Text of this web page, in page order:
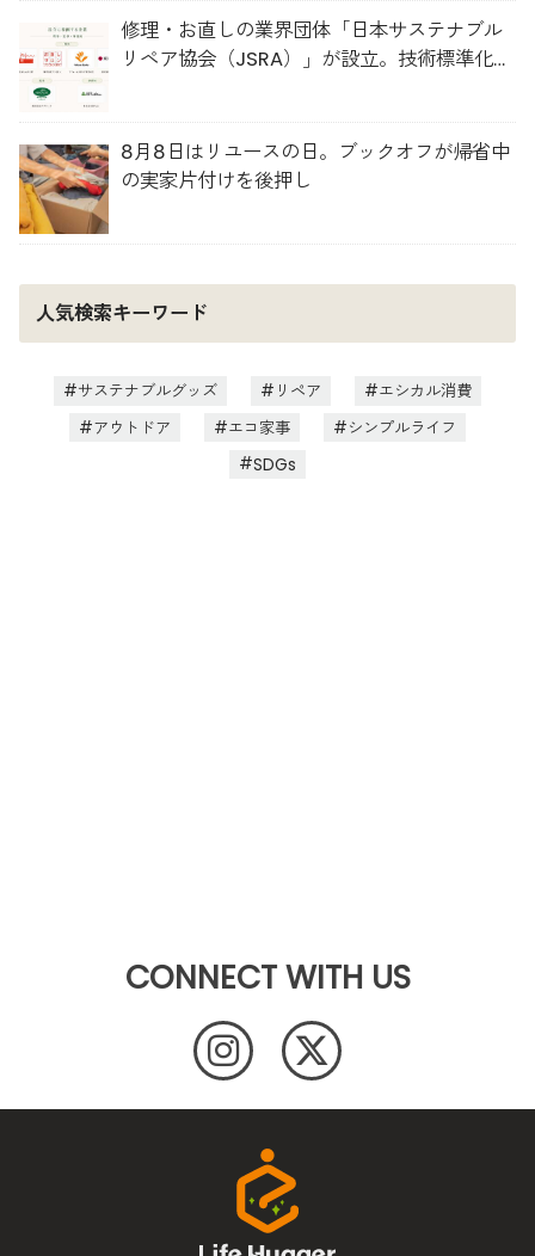
修理・お直しの業界団体「日本サステナブル
リペア協会（JSRA）」が設立。技術標準化や
8月8日はリユースの日。ブックオフが帰省中
の実家片付けを後押し
人気検索キーワード
サステナブルグッズ リペア
エシカル消費
アウトドア
エコ家事
シンプルライフ
SDGs
CONNECT WITH US